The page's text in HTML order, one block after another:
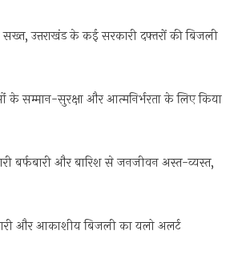
उत्तराखंड के कई सरकारी दफ्तरों की बिजली
के सम्मान-सुरक्षा और आत्मनिर्भरता के लिए किया
बर्फबारी और बारिश से जनजीवन अस्त-व्यस्त,
और आकाशीय बिजली का यलो अलर्ट